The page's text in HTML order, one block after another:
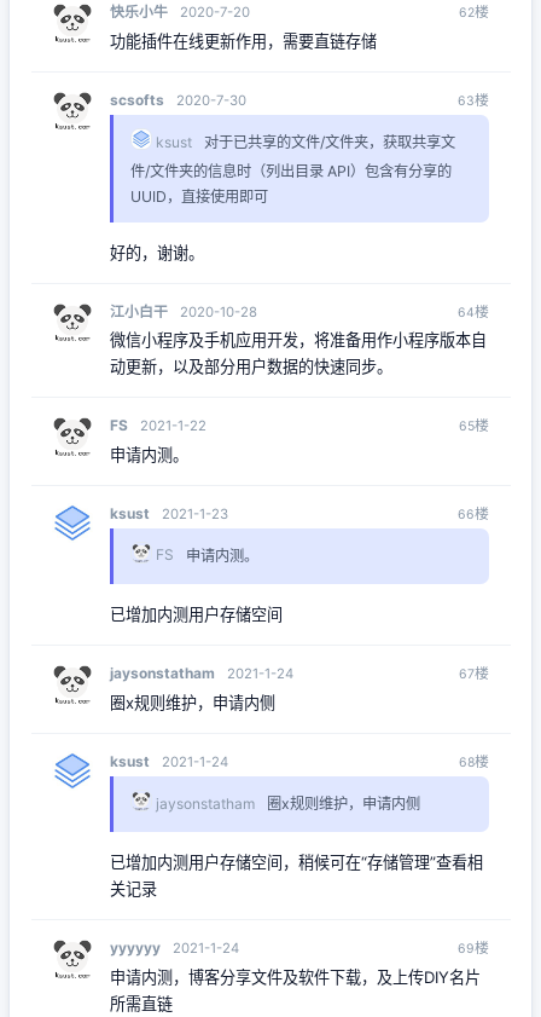
快乐小牛 2020-7-20 62楼
功能插件在线更新作用，需要直链存储
scsofts 2020-7-30 63楼
ksust
对于已共享的文件/文件夹，获取共享文
件/文件夹的信息时（列出目录 API）包含有分享的
UUID，直接使用即可
好的，谢谢。
江小白干 2020-10-28 64楼
微信小程序及手机应用开发，将准备用作小程序版本自
动更新，以及部分用户数据的快速同步。
FS 2021-1-22 65楼
申请内测。
ksust 2021-1-23 66楼
FS 申请内测。
已增加内测用户存储空间
jaysonstatham 2021-1-24 67楼
圈x规则维护，申请内侧
ksust 2021-1-24 68楼
jaysonstatham 圈x规则维护，申请内侧
已增加内测用户存储空间，稍候可在“存储管理”查看相
关记录
yyyyyy 2021-1-24 69楼
申请内测，博客分享文件及软件下载，及上传DIY名片
所需直链